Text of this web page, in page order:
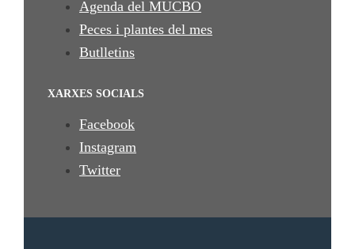
Agenda del MUCBO
Peces i plantes del mes
Butlletins
XARXES SOCIALS
Facebook
Instagram
Twitter